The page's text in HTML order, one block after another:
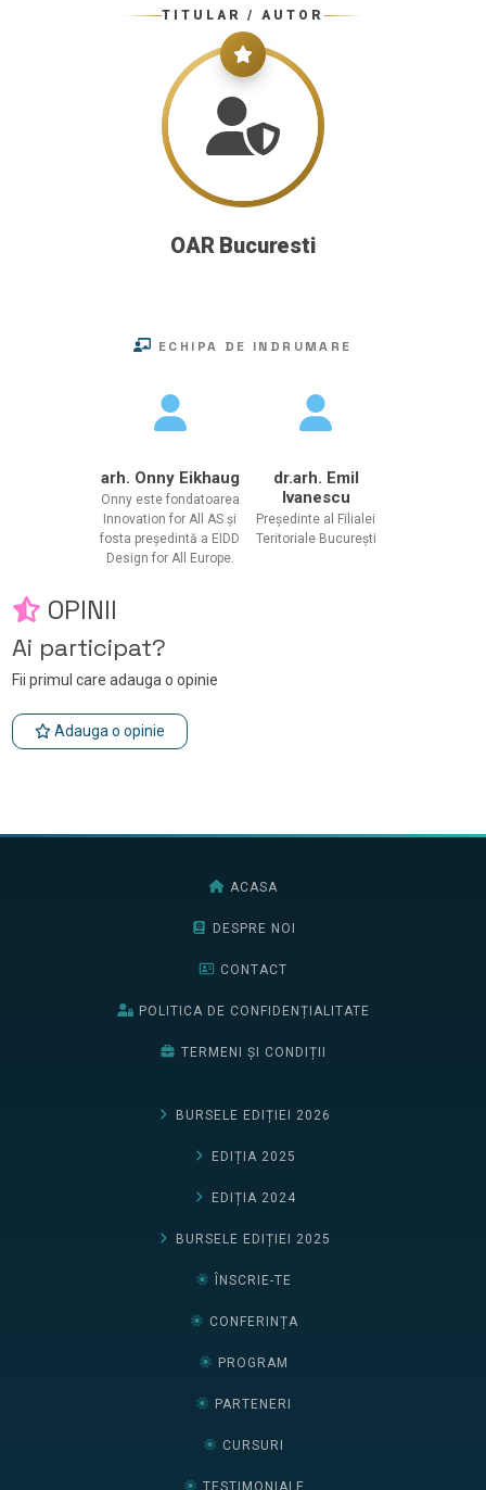
TITULAR / AUTOR
OAR Bucuresti
ECHIPA DE INDRUMARE
arh. Onny Eikhaug
Onny este fondatoarea
Innovation for All AS și
fosta președintă a EIDD
Design for All Europe.
dr.arh. Emil
Ivanescu
Președinte al Filialei
Teritoriale București
OPINII
Ai participat?
Fii primul care adauga o opinie
Adauga o opinie
ACASA
DESPRE NOI
CONTACT
POLITICA DE CONFIDENȚIALITATE
TERMENI ȘI CONDIȚII
BURSELE EDIȚIEI 2026
EDIȚIA 2025
EDIȚIA 2024
BURSELE EDIȚIEI 2025
ÎNSCRIE-TE
CONFERINȚA
PROGRAM
PARTENERI
CURSURI
TESTIMONIALE